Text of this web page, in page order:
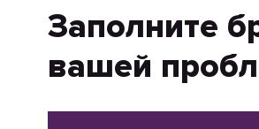
Заполните
вашей